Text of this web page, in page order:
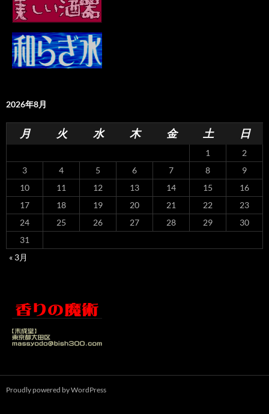
2026年8月
月 火 水 木 金 土 日
1
2
3
4 5 6 7 8
9
10
11 12 13 14 15
16
17
18 19 20 21 22
23
24
25 26 27 28 29
30
31
« 3月
Proudly powered by WordPress